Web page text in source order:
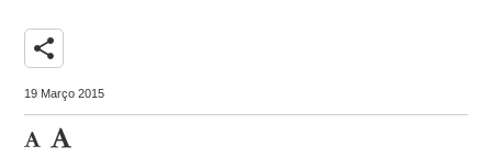
share
19 Março 2015